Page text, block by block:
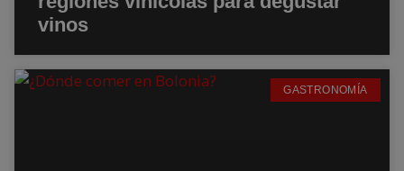
vinos
GASTRONOMÍA